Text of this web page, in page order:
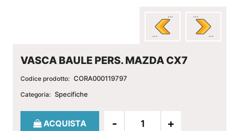
VASCA BAULE PERS. MAZDA CX7
Codice prodotto: CORA000119797
Categoria: Specifiche
Quantità
ACQUISTA